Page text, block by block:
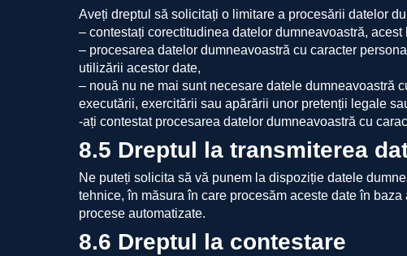
Aveți dreptul să solicitați o limitare a procesării datelor
– contestați corectitudinea datelor dumneavoastră,
– procesarea datelor dumneavoastră cu caracter
utilizării acestor date,
– nouă nu ne mai sunt necesare datele dumneavoastră
executării, exercitării sau apărării unor pretenții legale
-ați contestat procesarea datelor dumneavoastră cu
8.5 Dreptul la transmiterea
Ne puteți solicita să vă punem la dispoziție datele
tehnice, în măsura în care procesăm aceste date în
procese automatizate.
8.6 Dreptul la contestare